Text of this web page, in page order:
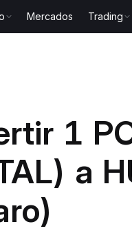
Mercados Trading
1
a